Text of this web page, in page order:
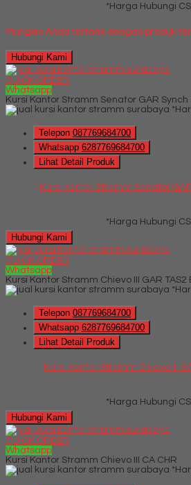
*Harga Hubungi CS
Mungkin Anda tertarik dengan produk
Hubungi Kami
QUICK ORDER
Whatsapp
Kursi Kantor Stramm Senator GAR Synch
Telepon 087769684700
Whatsapp 6287769684700
Lihat Detail Produk
Kursi Kantor Stramm Senator
*Harga Hubungi CS
Hubungi Kami
QUICK ORDER
Whatsapp
Kursi Kantor Stramm Chievo III GAR TAS2
Telepon 087769684700
Whatsapp 6287769684700
Lihat Detail Produk
Kursi Kantor Stramm Chievo III
*Harga Hubungi CS
Hubungi Kami
QUICK ORDER
Whatsapp
Kursi Kantor Stramm Chievo III CA CHR